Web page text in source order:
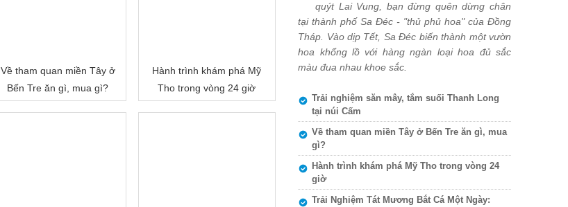
Về tham quan miền Tây ở
Bến Tre ăn gì, mua gì?
Hành trình khám phá Mỹ
Tho trong vòng 24 giờ
quýt Lai Vung, bạn đừng quên dừng chân
tại thành phố Sa Đéc - "thủ phủ hoa" của Đồng
Tháp. Vào dịp Tết, Sa Đéc biến thành một vườn
hoa khổng lồ với hàng ngàn loại hoa đủ sắc
màu đua nhau khoe sắc.
Trải nghiệm săn mây, tắm suối Thanh Long
tại núi Cấm
Về tham quan miền Tây ở Bến Tre ăn gì, mua
gì?
Hành trình khám phá Mỹ Tho trong vòng 24
giờ
Trải Nghiệm Tát Mương Bắt Cá Một Ngày: